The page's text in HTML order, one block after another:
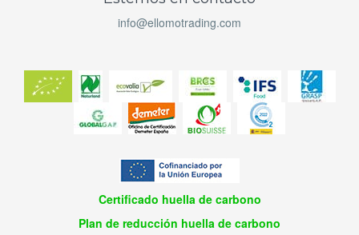
info@ellomotrading.com
Certificado huella de carbono
Plan de reducción huella de carbono